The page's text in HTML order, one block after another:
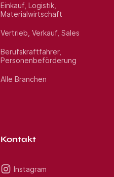
Einkauf, Logistik,
Materialwirtschaft
Vertrieb, Verkauf, Sales
Berufskraftfahrer,
Personenbeförderung
Alle Branchen
Kontakt
Instagram